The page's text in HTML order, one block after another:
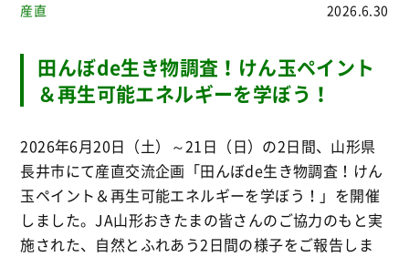
産直 2026.6.30
田んぼde生き物調査！けん玉ペイント
＆再生可能エネルギーを学ぼう！
2026年6月20日（土）～21日（日）の2日間、山形県
長井市にて産直交流企画「田んぼde生き物調査！けん
玉ペイント＆再生可能エネルギーを学ぼう！」を開催
しました。JA山形おきたまの皆さんのご協力のもと実
施された、自然とふれあう2日間の様子をご報告しま